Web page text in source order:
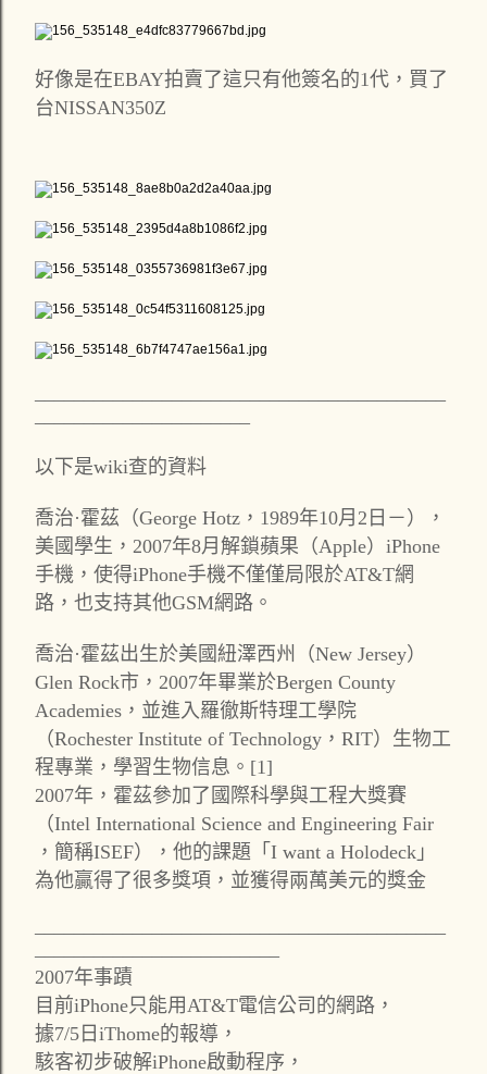
好像是在EBAY拍賣了這只有他簽名的1代，買了
台NISSAN350Z
以下是wiki查的資料
喬治·霍茲（George Hotz，1989年10月2日－），
美國學生，2007年8月解鎖蘋果（Apple）iPhone
手機，使得iPhone手機不僅僅局限於AT&T網
路，也支持其他GSM網路。
喬治·霍茲出生於美國紐澤西州（New Jersey）
Glen Rock市，2007年畢業於Bergen County
Academies，並進入羅徹斯特理工學院
（Rochester Institute of Technology，RIT）生物工
程專業，學習生物信息。[1]
2007年，霍茲參加了國際科學與工程大獎賽
（Intel International Science and Engineering Fair
，簡稱ISEF），他的課題「I want a Holodeck」
為他贏得了很多獎項，並獲得兩萬美元的獎金
2007年事蹟
目前iPhone只能用AT&T電信公司的網路，
據7/5日iThome的報導，
駭客初步破解iPhone啟動程序，